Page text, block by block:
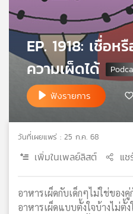
เกี่ยว
กับ
ข่าย
วิทยุ
ไทย
เอส
EP. 1918: เชื่อ
ความเผ็ดได้
ฟังรายการ
วันที่เผยแพร่ : 25 ก.ค. 68
เพิ่มในเพลย์ลิสต์ แช
อาหารเผ็ดกับเด็กๆไม่ใช่ของ
อาหารเผ็ดแบบตั้งใจบ้างไม่ตั้